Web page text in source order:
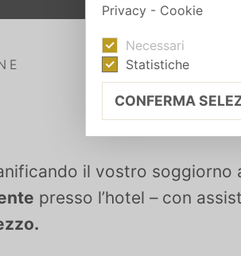
il vostro soggiorno
presso l’hotel – con
Privacy - Cookie
Necessari
Statistiche
CONFERMA